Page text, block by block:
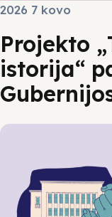
Naujienos
Galerija
Ataskaitos
2026 7 kovo
Projekto
istorija“